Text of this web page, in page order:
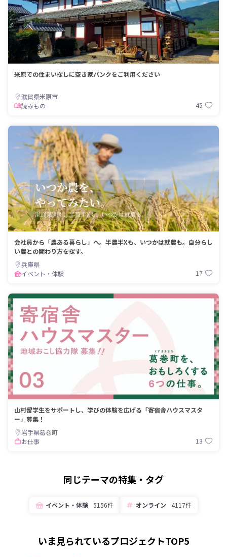
米原での住まい探しに空き家バンクをご利用ください
滋賀県米原市
読みもの
45
会社員から「農ある暮らし」へ。半農半Xも、いつかは就農も。自分らし
い農との関わり方を探す。
兵庫県
イベント・体験
17
山村留学生をサポートし、学びの体験を広げる「寄宿舎ハウスマスタ
ー」募集！
岩手県葛巻町
お仕事
13
同じテーマの特集・タグ
イベント・体験 5156件 オンライン 4117件
いま見られているプロジェクトTOP5